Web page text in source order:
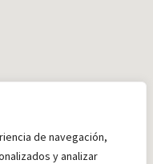
de navegación,
y analizar